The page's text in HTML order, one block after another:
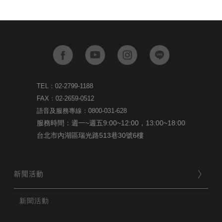
TEL：02-2799-1188
FAX：02-2659-0512
語音及服務專線：0800-031-628
服務時間：週一~週五9:00~12:00，13:00~18:00
台北市內湖區瑞光路513巷30號6樓
新聞活動
新聞活動